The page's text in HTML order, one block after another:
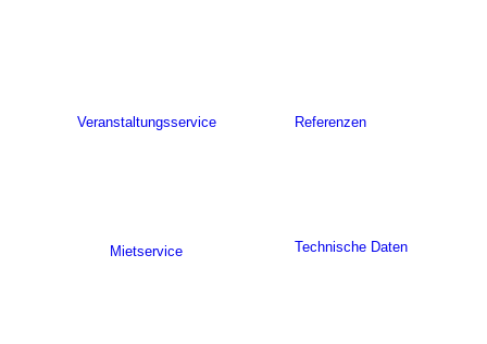
Veranstaltungsservice
Mietservice
Referenzen
Technische Daten